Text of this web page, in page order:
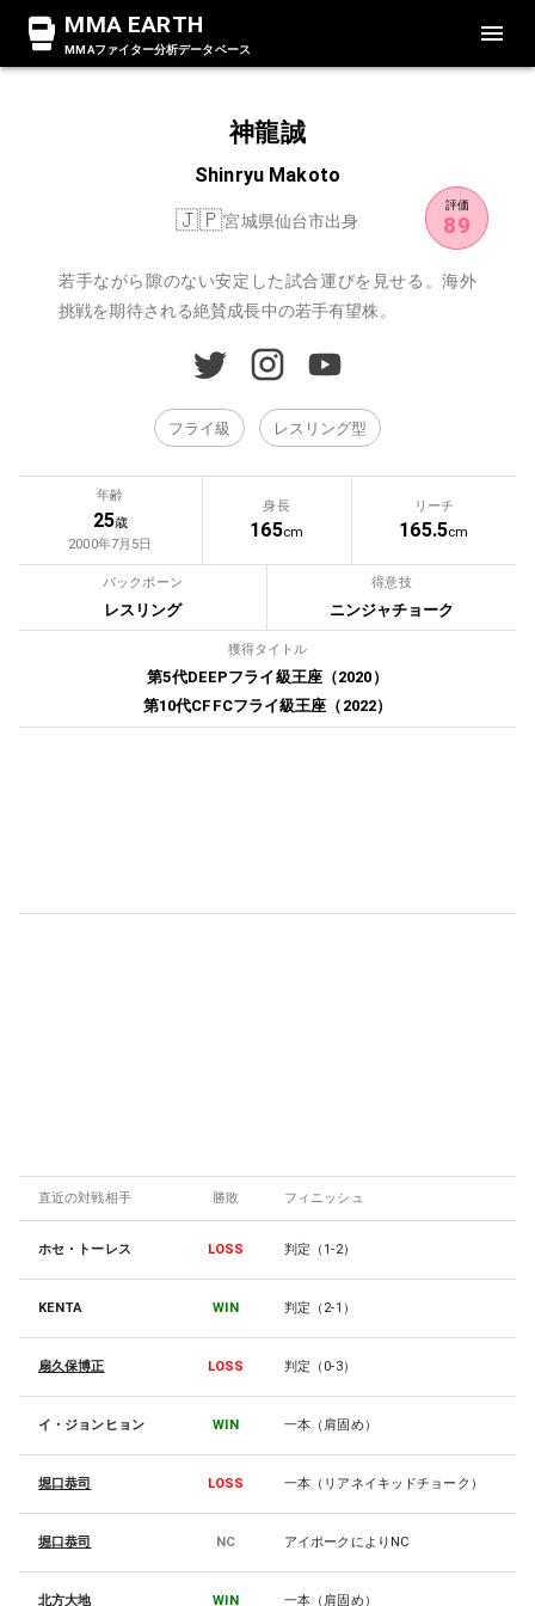
MMA EARTH
MMAファイター分析データベース
神龍誠
Shinryu Makoto
🇯🇵宮城県仙台市出身
評価
89
若手ながら隙のない安定した試合運びを見せる。海外
挑戦を期待される絶賛成長中の若手有望株。
フライ級 レスリング型
年齢
25歳
2000年7月5日
身長
165cm
リーチ
165.5cm
バックボーン
レスリング
得意技
ニンジャチョーク
獲得タイトル
第5代DEEPフライ級王座（2020）
第10代CFFCフライ級王座（2022）
直近の対戦相手 勝敗 フィニッシュ
ホセ・トーレス LOSS 判定（1-2）
KENTA WIN 判定（2-1）
扇久保博正 LOSS 判定（0-3）
イ・ジョンヒョン WIN 一本（肩固め）
堀口恭司 LOSS 一本（リアネイキッドチョーク）
堀口恭司 NC アイポークによりNC
北方大地 WIN 一本（肩固め）